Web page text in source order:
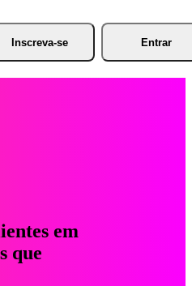
Inscreva-se Entrar
em
que